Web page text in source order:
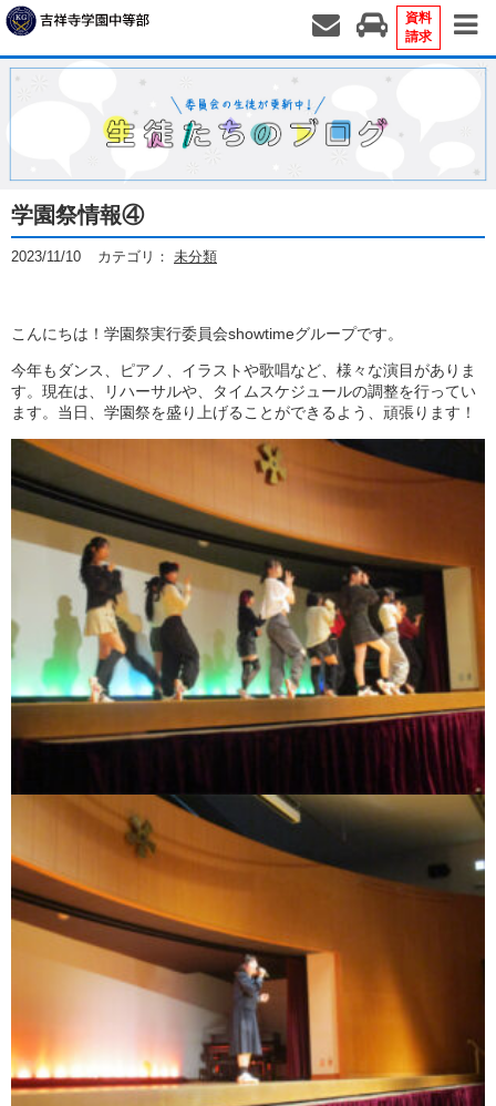
資料
請求
学園祭情報④
2023/11/10 カテゴリ： 未分類
こんにちは！学園祭実行委員会showtimeグループです。
今年もダンス、ピアノ、イラストや歌唱など、様々な演目がありま
す。現在は、リハーサルや、タイムスケジュールの調整を行ってい
ます。当日、学園祭を盛り上げることができるよう、頑張ります！